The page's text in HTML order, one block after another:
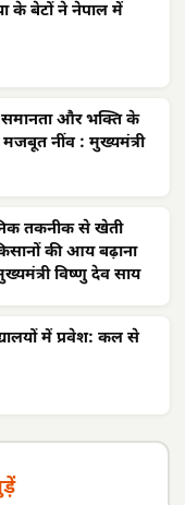
के बेटों ने नेपाल में
और भक्ति के
नींव : मुख्यमंत्री
तकनीक से खेती
की आय बढ़ाना
विष्णु देव साय
में प्रवेश: कल से